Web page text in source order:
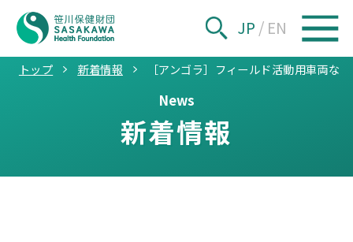
JP / EN
トップ 新着情報 ［アンゴラ］フィールド活動用車両な
News
新着情報